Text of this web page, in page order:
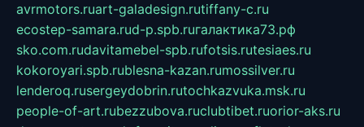
avrmotors.ruart-galadesign.rutiffany-c.ru
ecostep-samara.rud-p.spb.ruгалактика73.рф
sko.com.rudavitamebel-spb.rufotsis.rutesiaes.ru
kokoroyari.spb.rublesna-kazan.rumossilver.ru
lenderoq.rusergeydobrin.rutochkazvuka.msk.ru
people-of-art.rubezzubova.ruclubtibet.ruorior-aks.ru